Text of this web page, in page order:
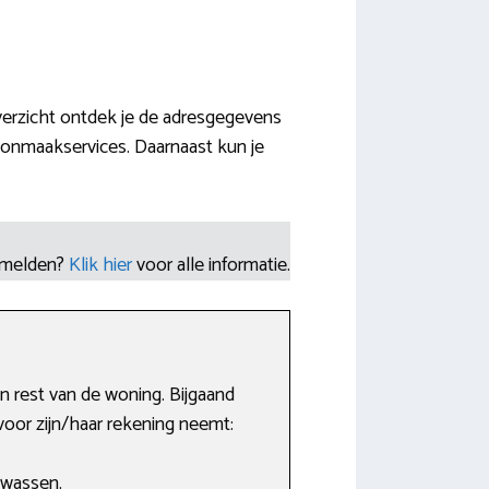
ontdek je de adresgegevens
Daarnaast kun je
Klik hiervoor alle informatie.
van de woning. Bijgaand
zijn/haar rekening neemt: